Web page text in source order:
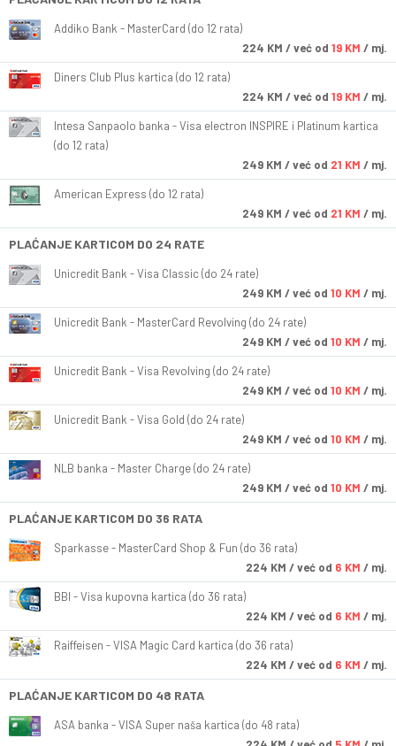
Addiko Bank - MasterCard (do 12 rata)
224 KM / već od 19 KM / mj.
Diners Club Plus kartica (do 12 rata)
224 KM / već od 19 KM / mj.
Intesa Sanpaolo banka - Visa electron INSPIRE i Platinum kartica
(do 12 rata)
249 KM / već od 21 KM / mj.
American Express (do 12 rata)
249 KM / već od 21 KM / mj.
PLAĆANJE KARTICOM DO 24 RATE
Unicredit Bank - Visa Classic (do 24 rate)
249 KM / već od 10 KM / mj.
Unicredit Bank - MasterCard Revolving (do 24 rate)
249 KM / već od 10 KM / mj.
Unicredit Bank - Visa Revolving (do 24 rate)
249 KM / već od 10 KM / mj.
Unicredit Bank - Visa Gold (do 24 rate)
249 KM / već od 10 KM / mj.
NLB banka - Master Charge (do 24 rate)
249 KM / već od 10 KM / mj.
PLAĆANJE KARTICOM DO 36 RATA
Sparkasse - MasterCard Shop & Fun (do 36 rata)
224 KM / već od 6 KM / mj.
BBI - Visa kupovna kartica (do 36 rata)
224 KM / već od 6 KM / mj.
Raiffeisen - VISA Magic Card kartica (do 36 rata)
224 KM / već od 6 KM / mj.
PLAĆANJE KARTICOM DO 48 RATA
ASA banka - VISA Super naša kartica (do 48 rata)